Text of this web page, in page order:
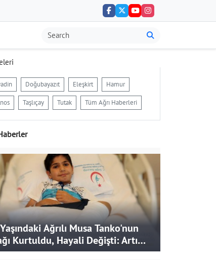
Doğubayazıt Eleşkirt Hamur
Taşlıçay Tutak Tüm Ağrı Haberleri
Ağrılı Musa Tanko'nun
Kurtuldu, Hayali Değişti: Artık
Olmak İstiyor